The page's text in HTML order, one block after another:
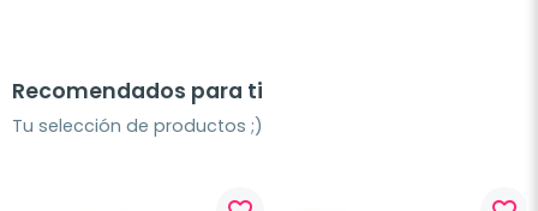
Recomendados para ti
Tu selección de productos ;)